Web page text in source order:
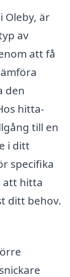
Oleby, är
av
att få
den
hitta-
till en
i ditt
specifika
att hitta
ditt behov.